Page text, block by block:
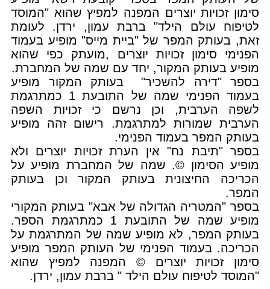
סימון זכויות יוצרים המפנה למפיץ שהוא "המוסד
לטיפוח עולם הילד" ברבת עמון, ירדן. לעומת
זאת, בעותק המפר של "ביית מייס" מופיע בעמוד
הפנימי סימון זכויות יוצרים ,מועתק כפי שהוא
מופיע בעותק המקור, יחד עם שמה של המחברת.
בספר "דירה להשכיר" בעותק המקור מופיע
בעמוד הפנימי שמה של התובעת 1 כמתרגמת
לשפה הערבית, וכן נרשם כי זכויות השפה
הערבית שמורות למתרגמת. רישום זהה מופיע
בעותק המפר בעמוד הפנימי.
בספר "תיבת נח" אין הערת זכויות יוצרים ולא
מופיע הסימון ©. שמה של המחברת מופיע על
הכריכה החיצונית בעותק המקור וכן בעותק
המפר.
בספר "המטריה הגדולה של אבא" בעותק המקורי
מופיע שמה של התובעת 1 כמתרגמת הספר.
בעותק המפר, לא מופיע שמה של המתרגמת על
הכריכה. בעמוד הפנימי של העותק המפר מופיע
סימון זכויות יוצרים © המפנה למפיץ שהוא
"המוסד לטיפוח עולם הילד " ברבת עמון, ירדן.